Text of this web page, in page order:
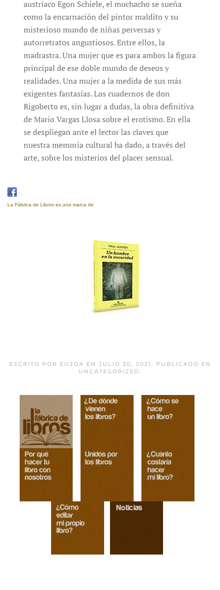
austríaco Egon Schiele, el muchacho se sueña
como la encarnación del pintor maldito y su
misterioso mundo de niñas perversas y
autorretratos angustiosos. Entre ellos, la
madrastra. Una mujer que es para ambos la figura
principal de ese doble mundo de deseos y
realidades. Una mujer a la medida de sus más
exigentes fantasías. Los cuadernos de don
Rigoberto es, sin lugar a dudas, la obra definitiva
de Mario Vargas Llosa sobre el erotismo. En ella
se despliegan ante el lector las claves que
nuestra memoria cultural ha dado, a través del
arte, sobre los misterios del placer sensual.
La Fábrica de Libros es una marca de
ESCRITO POR EUJOA EN JULIO 30, 2021
. PUBLICADO EN
UNCATEGORIZED